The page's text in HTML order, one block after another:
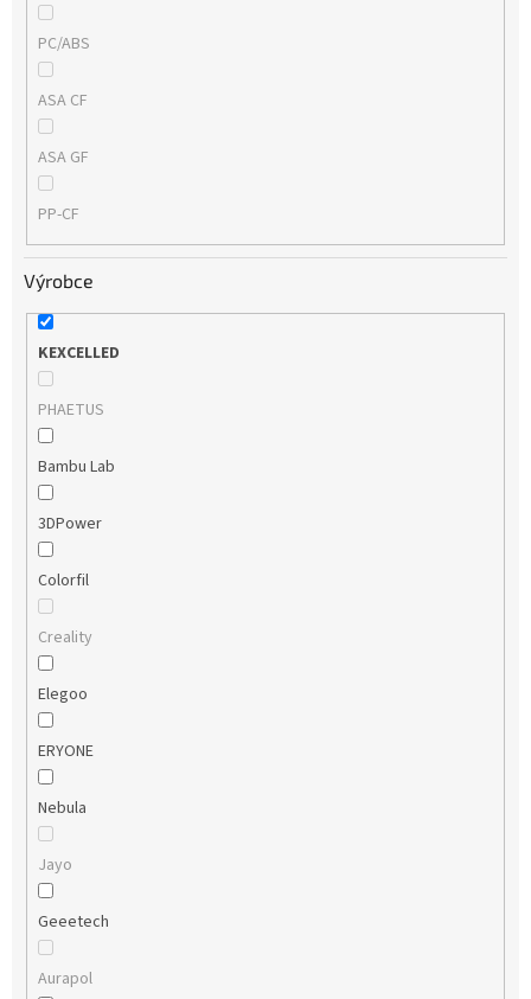
PC/ABS
ASA CF
ASA GF
PP-CF
Výrobce
KEXCELLED
PHAETUS
Bambu Lab
3DPower
Colorfil
Creality
Elegoo
ERYONE
Nebula
Jayo
Geeetech
Aurapol